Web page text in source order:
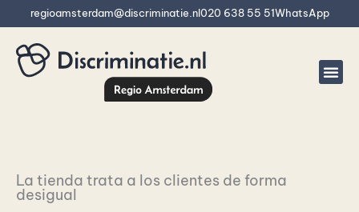
contenido
regioamsterdam@discriminatie.nl020 638 55 51WhatsApp
La tienda trata a los clientes de forma
desigual